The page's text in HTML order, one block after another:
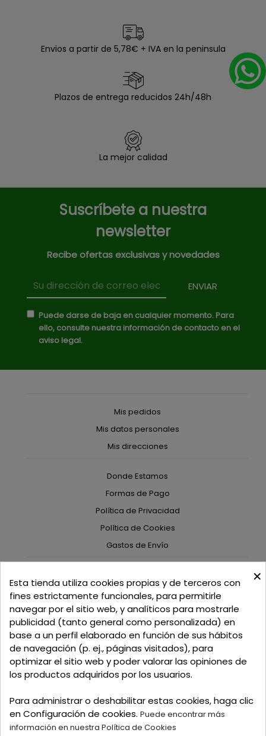
Envios a partir de 5,78€ + IVA en la peninsula
Plazos de entrega reducidos 24h/48h
La mejor calidad
Suscríbete a nuestra
newsletter
Recibe ofertas exclusivas y novedades
Puede darse de baja en cualquier momento. Para
ello, consulte nuestra información de contacto en el
aviso legal.
Mis pedidos
Mis datos personales
Mis direcciones
Donde Estamos
Formas de Pago
Política de Privacidad
Política de Cookies
Gastos de Envío
C/ Delgadillo Nº 7 - Local 1 - 45600
Talavera de la Reina - Toledo - (España)
Llamadnos:+34 925 82 02 19 o625 654 791
Email: curtidosytapicerias@gmail.com
Verano:
Mañanas: de 09:00h a 13:30h
Invierno:
Mañanas: de 09:30h a 13:30h
Tardes: de 16:30h a 20:00h
×
Esta tienda utiliza cookies propias y de terceros con
fines estrictamente funcionales, para permitirle
navegar por el sitio web, y analíticos para mostrarle
publicidad (tanto general como personalizada) en
base a un perfil elaborado en función de sus hábitos
de navegación (p. ej., páginas visitados), para
optimizar el sitio web y poder valorar las opiniones de
los productos adquiridos por los usuarios.
Para administrar o deshabilitar estas cookies, haga clic
en Configuración de cookies. Puede encontrar más
información en nuestra Política de Cookies